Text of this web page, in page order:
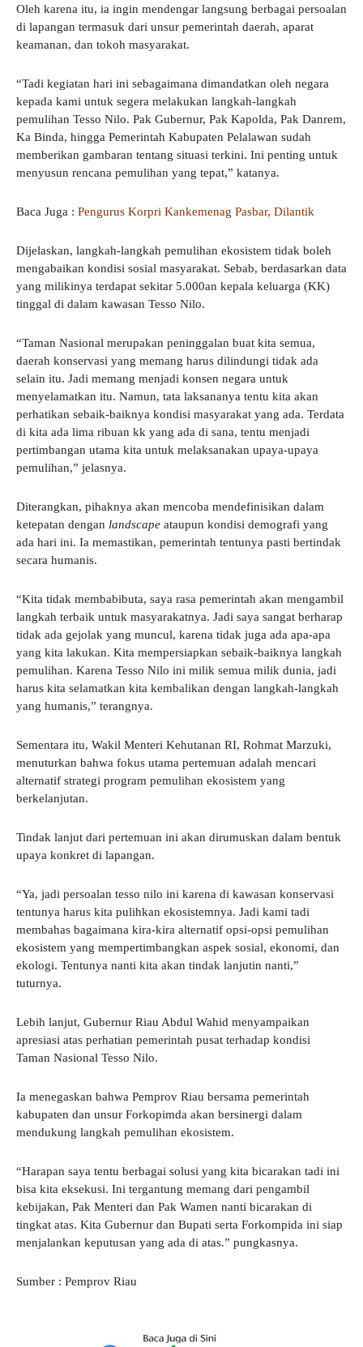
Oleh karena itu, ia ingin mendengar langsung berbagai persoalan
di lapangan termasuk dari unsur pemerintah daerah, aparat
keamanan, dan tokoh masyarakat.
“Tadi kegiatan hari ini sebagaimana dimandatkan oleh negara
kepada kami untuk segera melakukan langkah-langkah
pemulihan Tesso Nilo. Pak Gubernur, Pak Kapolda, Pak Danrem,
Ka Binda, hingga Pemerintah Kabupaten Pelalawan sudah
memberikan gambaran tentang situasi terkini. Ini penting untuk
menyusun rencana pemulihan yang tepat,” katanya.
Baca Juga : Pengurus Korpri Kankemenag Pasbar, Dilantik
Dijelaskan, langkah-langkah pemulihan ekosistem tidak boleh
mengabaikan kondisi sosial masyarakat. Sebab, berdasarkan data
yang milikinya terdapat sekitar 5.000an kepala keluarga (KK)
tinggal di dalam kawasan Tesso Nilo.
“Taman Nasional merupakan peninggalan buat kita semua,
daerah konservasi yang memang harus dilindungi tidak ada
selain itu. Jadi memang menjadi konsen negara untuk
menyelamatkan itu. Namun, tata laksananya tentu kita akan
perhatikan sebaik-baiknya kondisi masyarakat yang ada. Terdata
di kita ada lima ribuan kk yang ada di sana, tentu menjadi
pertimbangan utama kita untuk melaksanakan upaya-upaya
pemulihan,” jelasnya.
Diterangkan, pihaknya akan mencoba mendefinisikan dalam
ketepatan dengan landscape ataupun kondisi demografi yang
ada hari ini. Ia memastikan, pemerintah tentunya pasti bertindak
secara humanis.
“Kita tidak membabibuta, saya rasa pemerintah akan mengambil
langkah terbaik untuk masyarakatnya. Jadi saya sangat berharap
tidak ada gejolak yang muncul, karena tidak juga ada apa-apa
yang kita lakukan. Kita mempersiapkan sebaik-baiknya langkah
pemulihan. Karena Tesso Nilo ini milik semua milik dunia, jadi
harus kita selamatkan kita kembalikan dengan langkah-langkah
yang humanis,” terangnya.
Sementara itu, Wakil Menteri Kehutanan RI, Rohmat Marzuki,
menuturkan bahwa fokus utama pertemuan adalah mencari
alternatif strategi program pemulihan ekosistem yang
berkelanjutan.
Tindak lanjut dari pertemuan ini akan dirumuskan dalam bentuk
upaya konkret di lapangan.
“Ya, jadi persoalan tesso nilo ini karena di kawasan konservasi
tentunya harus kita pulihkan ekosistemnya. Jadi kami tadi
membahas bagaimana kira-kira alternatif opsi-opsi pemulihan
ekosistem yang mempertimbangkan aspek sosial, ekonomi, dan
ekologi. Tentunya nanti kita akan tindak lanjutin nanti,”
tuturnya.
Lebih lanjut, Gubernur Riau Abdul Wahid menyampaikan
apresiasi atas perhatian pemerintah pusat terhadap kondisi
Taman Nasional Tesso Nilo.
Ia menegaskan bahwa Pemprov Riau bersama pemerintah
kabupaten dan unsur Forkopimda akan bersinergi dalam
mendukung langkah pemulihan ekosistem.
“Harapan saya tentu berbagai solusi yang kita bicarakan tadi ini
bisa kita eksekusi. Ini tergantung memang dari pengambil
kebijakan, Pak Menteri dan Pak Wamen nanti bicarakan di
tingkat atas. Kita Gubernur dan Bupati serta Forkompida ini siap
menjalankan keputusan yang ada di atas.” pungkasnya.
Sumber : Pemprov Riau